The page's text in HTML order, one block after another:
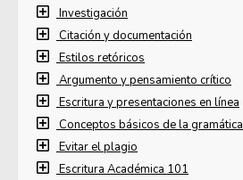
Investigación
Citación y documentación
Estilos retóricos
Argumento y pensamiento crítico
Escritura y presentaciones en línea
Conceptos básicos de la gramática
Evitar el plagio
Escritura Académica 101